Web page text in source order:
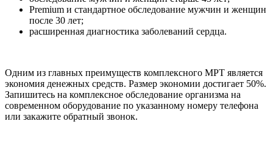
Premium и стандартное обследование мужчин и женщин
после 30 лет;
расширенная диагностика заболеваний сердца.
Одним из главных преимуществ комплексного МРТ является
экономия денежных средств. Размер экономии достигает 50%.
Запишитесь на комплексное обследование организма на
современном оборудование по указанному номеру телефона
или закажите обратный звонок.